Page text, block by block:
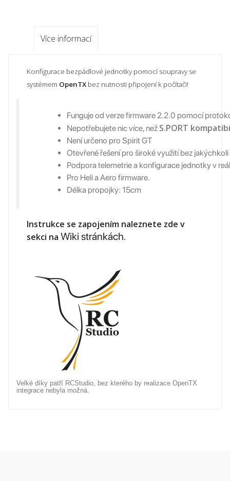
Více informací
Konfigurace bezpádlové jednotky pomocí soupravy se
systémem OpenTX bez nutnosti připojení k počítači!
Funguje od verze firmware 2.2.0 pomocí
Nepotřebujete nic více, než S.PORT
Není určeno pro Spirit GT
Otevřené řešení pro široké využití bez
Podpora telemetrie a konfigurace jednotky v
Pro Heli a Aero firmware.
Délka propojky: 15cm
Instrukce se zapojením naleznete zde v
sekci na Wiki stránkách.
Velké díky patří RCStudio, bez kterého by realizace OpenTX
integrace nebyla možná.